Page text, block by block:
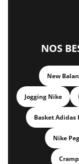
NOS
New
Jogging Nike
Basket Adidas
Nike